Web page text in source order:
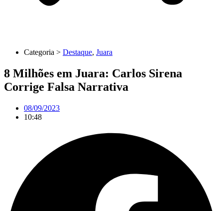
Categoria > Destaque, Juara
8 Milhões em Juara: Carlos Sirena
Corrige Falsa Narrativa
08/09/2023
10:48